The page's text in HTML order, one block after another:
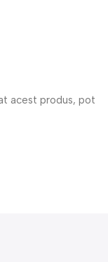
acest produs, pot